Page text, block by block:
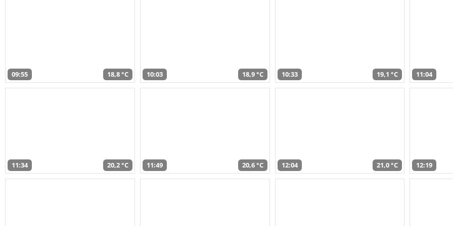
09:55 18,8 °C 10:03 18,9 °C 10:33 19,1 °C 11:04
11:34 20,2 °C 11:49 20,6 °C 12:04 21,0 °C 12:19